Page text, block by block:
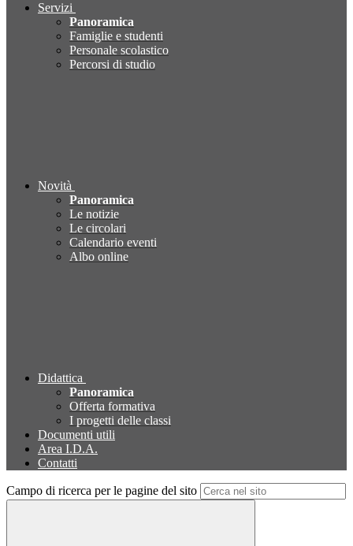
Servizi
Panoramica
Famiglie e studenti
Personale scolastico
Percorsi di studio
Novità
Panoramica
Le notizie
Le circolari
Calendario eventi
Albo online
Didattica
Panoramica
Offerta formativa
I progetti delle classi
Documenti utili
Area I.D.A.
Contatti
Campo di ricerca per le pagine del sito